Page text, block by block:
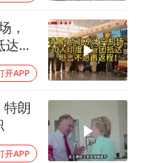
，
，
开APP
朗
开APP